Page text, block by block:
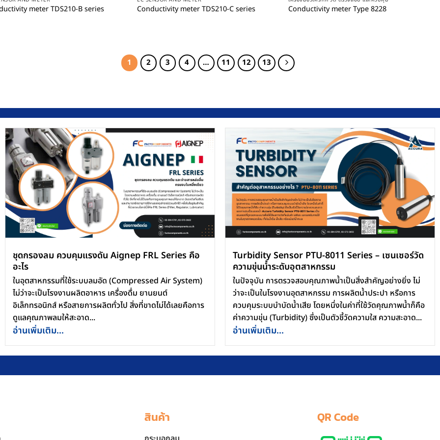
meter TDS210-B series Conductivity meter TDS210-C series Conductivity meter Type 8228
1 2 3 4 … 11 12 13
ชุดกรองลม ควบคุมแรงดัน Aignep FRL Series คือ
อะไร
ในอุตสาหกรรมที่ใช้ระบบลมอัด (Compressed Air System)
ไม่ว่าจะเป็นโรงงานผลิตอาหาร เครื่องดื่ม ยานยนต์
อิเล็กทรอนิกส์ หรือสายการผลิตทั่วไป สิ่งที่ขาดไม่ได้เลยคือการ
ดูแลคุณภาพลมให้สะอาด...
อ่านเพิ่มเติม...
Turbidity Sensor PTU-8011 Series – เซนเซอร์วัด
ความขุ่นน้ำระดับอุตสาหกรรม
ในปัจจุบัน การตรวจสอบคุณภาพน้ำเป็นสิ่งสำคัญอย่างยิ่ง ไม่
ว่าจะเป็นในโรงงานอุตสาหกรรม การผลิตน้ำประปา หรือการ
ควบคุมระบบบำบัดน้ำเสีย โดยหนึ่งในค่าที่ใช้วัดคุณภาพน้ำก็คือ
ค่าความขุ่น (Turbidity) ซึ่งเป็นตัวชี้วัดความใส ความสะอาด...
อ่านเพิ่มเติม...
สินค้า QR Code